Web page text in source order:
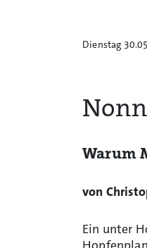
Dienstag
Warum
von
Ein unter